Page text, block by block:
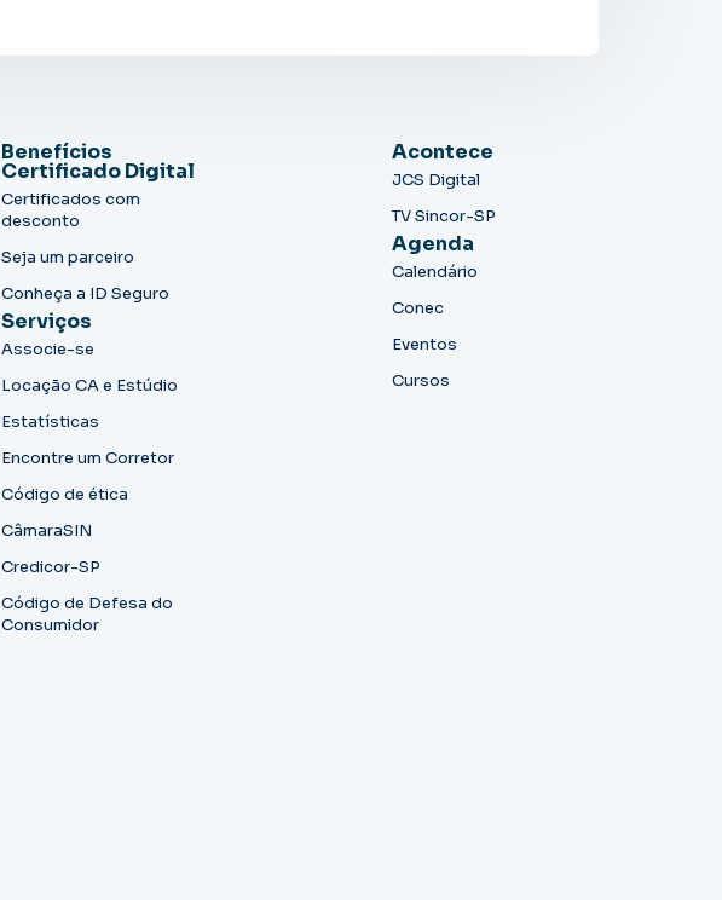
Benefícios
Certificado Digital
Certificados com
desconto
Seja um parceiro
Conheça a ID Seguro
Serviços
Associe-se
Locação CA e Estúdio
Estatísticas
Encontre um Corretor
Código de ética
CâmaraSIN
Credicor-SP
Código de Defesa do
Consumidor
Acontece
JCS Digital
TV Sincor-SP
Agenda
Calendário
Conec
Eventos
Cursos